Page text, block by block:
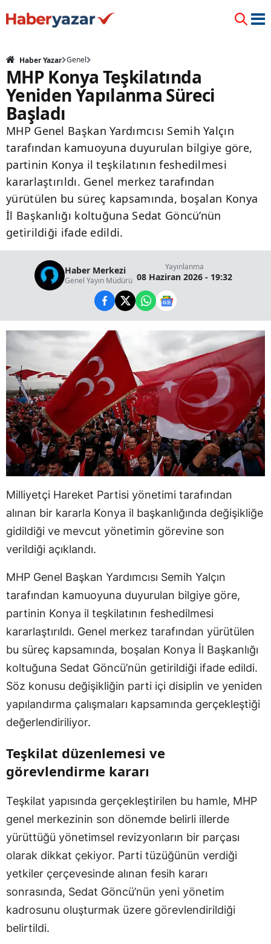
Haber Yazar Genel
MHP Konya Teşkilatında
Yeniden Yapılanma Süreci
Başladı
MHP Genel Başkan Yardımcısı Semih Yalçın
tarafından kamuoyuna duyurulan bilgiye göre,
partinin Konya il teşkilatının feshedilmesi
kararlaştırıldı. Genel merkez tarafından
yürütülen bu süreç kapsamında, boşalan Konya
İl Başkanlığı koltuğuna Sedat Göncü’nün
getirildiği ifade edildi.
Haber Merkezi
Genel Yayın Müdürü
Yayınlanma
08 Haziran 2026 - 19:32
Milliyetçi Hareket Partisi yönetimi tarafından
alınan bir kararla Konya il başkanlığında değişikliğe
gidildiği ve mevcut yönetimin görevine son
verildiği açıklandı.
MHP Genel Başkan Yardımcısı Semih Yalçın
tarafından kamuoyuna duyurulan bilgiye göre,
partinin Konya il teşkilatının feshedilmesi
kararlaştırıldı. Genel merkez tarafından yürütülen
bu süreç kapsamında, boşalan Konya İl Başkanlığı
koltuğuna Sedat Göncü’nün getirildiği ifade edildi.
Söz konusu değişikliğin parti içi disiplin ve yeniden
yapılandırma çalışmaları kapsamında gerçekleştiği
değerlendiriliyor.
Teşkilat düzenlemesi ve
görevlendirme kararı
Teşkilat yapısında gerçekleştirilen bu hamle, MHP
genel merkezinin son dönemde belirli illerde
yürüttüğü yönetimsel revizyonların bir parçası
olarak dikkat çekiyor. Parti tüzüğünün verdiği
yetkiler çerçevesinde alınan fesih kararı
sonrasında, Sedat Göncü’nün yeni yönetim
kadrosunu oluşturmak üzere görevlendirildiği
belirtildi.